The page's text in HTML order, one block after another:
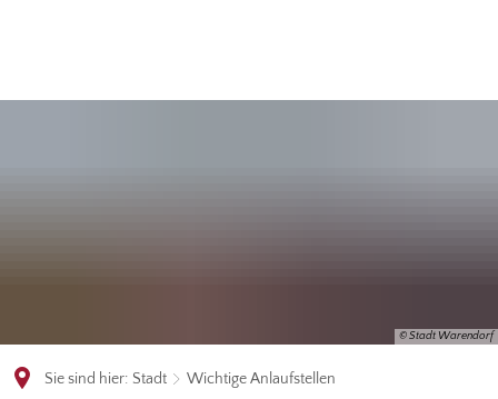
© Stadt Warendorf
Sie sind hier: Stadt
Wichtige Anlaufstellen